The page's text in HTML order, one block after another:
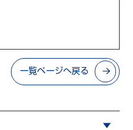
一覧ページへ戻る